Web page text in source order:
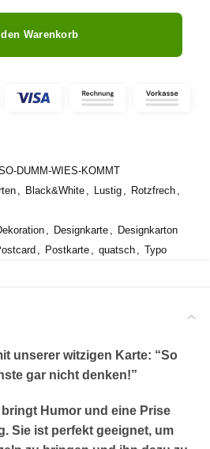
den Warenkorb
DUMM-WIES-KOMMT
, Black&White , Lustig , Rotzfrech ,
, Designkarte , Designkarton
, Postkarte , quatsch , Typo
unserer witzigen Karte: “So
gar nicht denken!”
Humor und eine Prise
Sie ist perfekt geeignet, um